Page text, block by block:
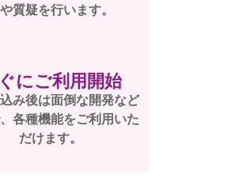
質疑を行います。
にご利用開始
み後は面倒な開発など
各種機能をご利用いた
だけます。